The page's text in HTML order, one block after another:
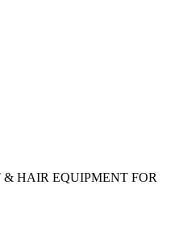
& HAIR EQUIPMENT FOR